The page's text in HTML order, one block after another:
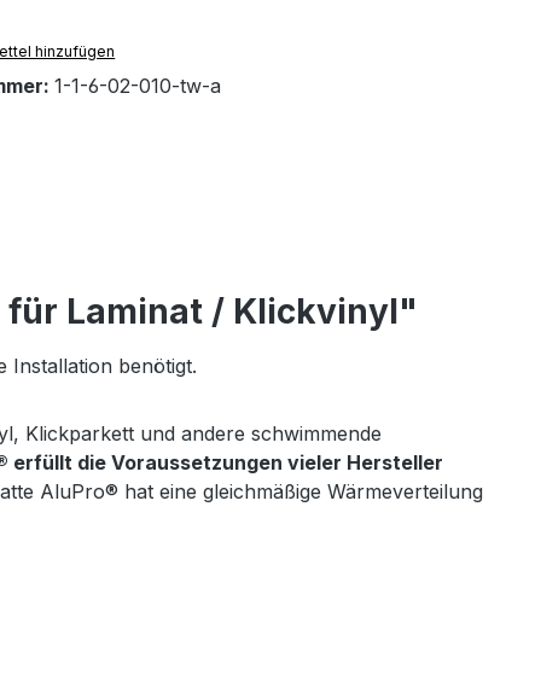
hinzufügen
1-1-6-02-010-tw-a
für Laminat / Klickvinyl"
Installation benötigt.
Klickparkett und andere schwimmende
erfüllt die Voraussetzungen vieler Hersteller
AluPro® hat eine gleichmäßige Wärmeverteilung